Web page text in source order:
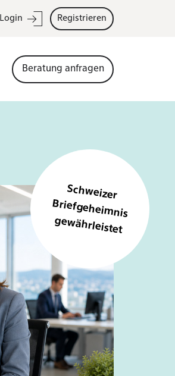
Login Registrieren
Beratung anfragen
Schweizer
Briefgeheim
nis
gewährleistet